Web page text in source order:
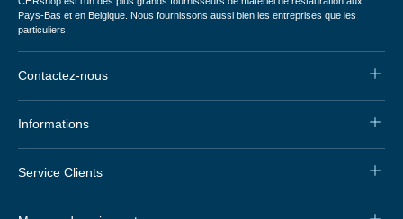
Pays-Bas et en Belgique. Nous fournissons aussi bien les entreprises que les
particuliers.
Contactez-nous
Informations
Service Clients